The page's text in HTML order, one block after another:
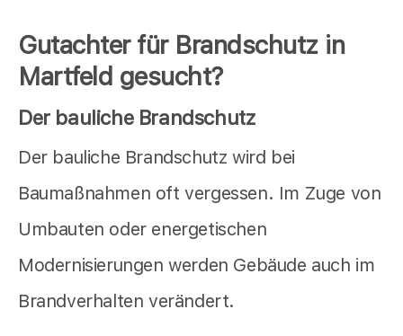
Gutachter für Brandschutz in
Martfeld gesucht?
Der bauliche Brandschutz
Der bauliche Brandschutz wird bei
Baumaßnahmen oft vergessen. Im Zuge von
Umbauten oder energetischen
Modernisierungen werden Gebäude auch im
Brandverhalten verändert.